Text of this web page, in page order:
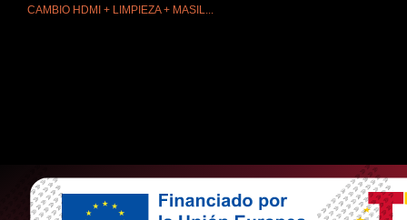
CAMBIO HDMI + LIMPIEZA + MASIL...